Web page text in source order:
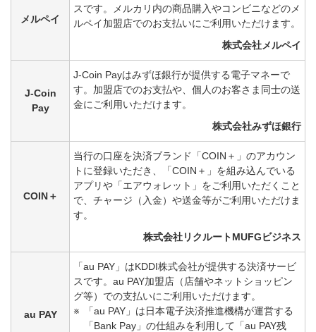
メルペイ
スです。メルカリ内の商品購入やコンビニなどのメ
ルペイ加盟店でのお支払いにご利用いただけます。
株式会社メルペイ
J-Coin
Pay
J-Coin Payはみずほ銀行が提供する電子マネーで
す。加盟店でのお支払や、個人のお客さま同士の送
金にご利用いただけます。
株式会社みずほ銀行
COIN＋
当行の口座を決済ブランド「COIN＋」のアカウン
トに登録いただき、「COIN＋」を組み込んでいる
アプリや「エアウォレット」をご利用いただくこと
で、チャージ（入金）や送金等がご利用いただけま
す。
株式会社リクルートMUFGビジネス
au PAY
「au PAY」はKDDI株式会社が提供する決済サービ
スです。au PAY加盟店（店舗やネットショッピン
グ等）での支払いにご利用いただけます。
「au PAY」は日本電子決済推進機構が運営する
「Bank Pay」の仕組みを利用して「au PAY残